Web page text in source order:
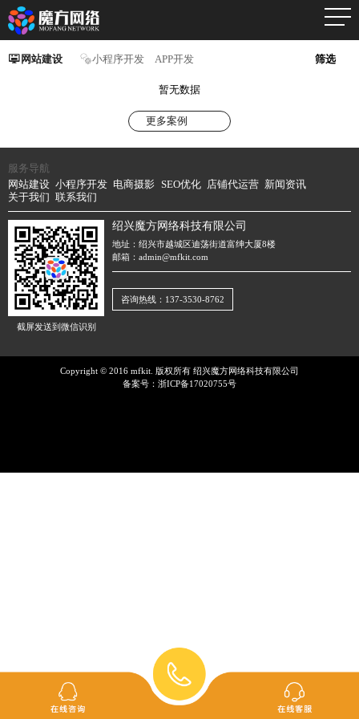
网站建设 小程序开发 APP开发 筛选
暂无数据
更多案例
服务导航
网站建设 小程序开发 电商摄影 SEO优化 店铺代运营 新闻资讯
关于我们
联系我们
截屏发送到微信识别
绍兴魔方网络科技有限公司
地址：绍兴市越城区迪荡街道富绅大厦8楼
邮箱：admin@mfkit.com
咨询热线：137-3530-8762
Copyright © 2016 mfkit. 版权所有 绍兴魔方网络科技有限公司
备案号： 浙ICP备17020755号